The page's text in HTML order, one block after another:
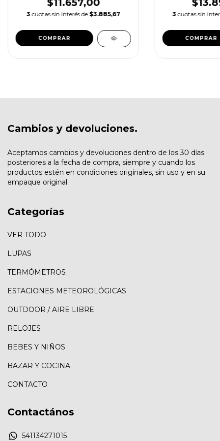
$11.657,00
3 cuotas sin interés de $3.885,67 3 cuotas sin
Cambios y devoluciones.
Aceptamos cambios y devoluciones dentro de los 30 días
posteriores a la fecha de compra, siempre y cuando los
productos estén en condiciones originales, sin uso y en su
empaque original.
Categorías
VER TODO
LUPAS
TERMÓMETROS
ESTACIONES METEOROLÓGICAS
OUTDOOR / AIRE LIBRE
RELOJES
BEBES Y NIÑOS
BAZAR Y COCINA
CONTACTO
Contactános
541134271015